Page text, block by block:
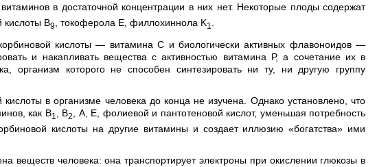
в достаточной концентрации в них нет. Некоторые плоды содержат
кислоты В9 , токоферола Е, филлохиннола K1
кислоты — витамина С и биологически активных флавоноидов —
и накапливать вещества с активностью витамина Р, а сочетание их в
организм которого не способен синтезировать ни ту, ни другую группу
в организме человека до конца не изучена. Однако установлено, что
как B1 , В2, А, Е, фолиевой и пантотеновой кислот, уменьшая потребность
кислоты на другие витамины и создает иллюзию «богатства» ими
веществ человека: она транспортирует электроны при окислении глюкозы в